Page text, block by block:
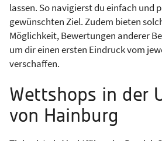
lassen. So navigierst du einfach und
gewünschten Ziel. Zudem bieten
Möglichkeit, Bewertungen anderer
um dir einen ersten Eindruck vom
verschaffen.
Wettshops in der
von Hainburg